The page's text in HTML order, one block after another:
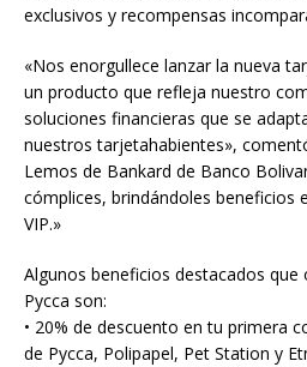
exclusivos y recompensas
«Nos enorgullece lanzar la nueva
un producto que refleja nuestro
soluciones financieras que se
nuestros tarjetahabientes»,
Lemos de Bankard de Banco
cómplices, brindándoles beneficios
VIP.»
Algunos beneficios destacados que
Pycca son:
• 20% de descuento en tu primera
de Pycca, Polipapel, Pet Station y